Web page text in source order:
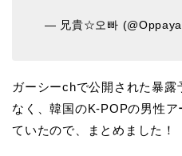
— 兄貴☆오빠
ガーシーchで公開された暴
なく、韓国のK-POPの男性
ていたので、まとめました！